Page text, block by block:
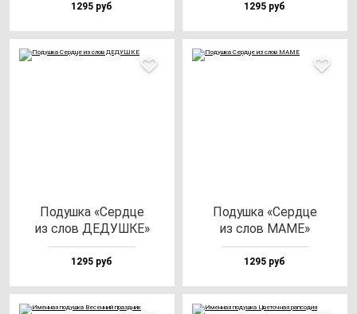
1295 руб 1295 руб
Подуш­ка «Сер­дце
из слов ДЕДУШКЕ»
1295 руб
Подуш­ка «Сер­дце
из слов МАМЕ»
1295 руб